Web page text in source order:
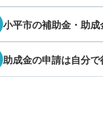
小平市の補助金・助
助成金の申請は自分